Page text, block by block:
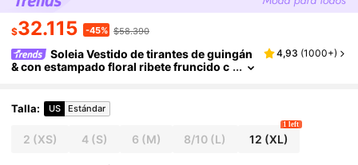
$32.115 -45% $58.390
Soleia Vestido de tirantes de guingán
& con estampado floral ribete fruncido c
4,93 (1000+)
Talla: US Estándar
2 (XS) 4(S) 6 (M) 8/10 (L) 12 (XL)
1 left